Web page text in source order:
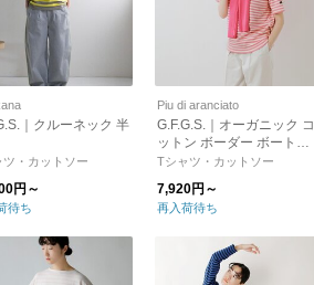
｜クルーネック 半
ツ・カットソー
円～
待ち
Piu di aranciato
G.F.G.S.｜オーガニック コ
ットン ボーダー ボートネ
ック 半袖 プルオーバー “B
Tシャツ・カットソー
7,920円～
再入荷待ち